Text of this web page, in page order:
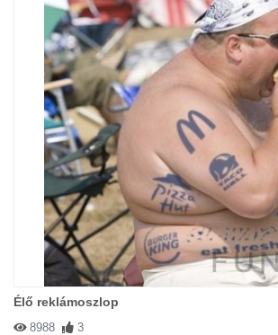
Élő reklámoszlop
8988 3